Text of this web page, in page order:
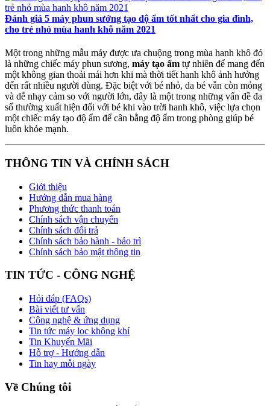
Đánh giá 5 máy phun sướng tạo độ ẩm tốt nhất cho gia đình,
cho trẻ nhỏ mùa hanh khô năm 2021
Một trong những mẫu máy được ưa chuộng trong mùa hanh khô đó
là những chiếc máy phun sương, máy tạo ẩm tự nhiên để mang đến
một không gian thoải mái hơn khi mà thời tiết hanh khô ảnh hưởng
đến rất nhiều người dùng. Đặc biệt với bé nhỏ, da bé vẫn còn mỏng
và dễ nhạy cảm so với người lớn, đây là một trong những vấn đề đa
số thường xuất hiện đối với bé khi vào trời hanh khô, việc lựa chọn
một chiếc máy tạo độ ẩm để cân bằng độ ẩm trong phòng giúp bé
luôn khỏe mạnh.
THÔNG TIN VÀ CHÍNH SÁCH
Giới thiệu
Hướng dẫn mua hàng
Phương thức thanh toán
Chính sách vận chuyển
Chính sách đổi trả
Chính sách bảo hành - bảo trì
Chính sách bảo mật thông tin
TIN TỨC - CÔNG NGHỆ
Hỏi đáp (FAQs)
Bài viết tư vấn
Công nghệ & ứng dụng
Tin tức máy lọc không khí
Tin Khuyến Mãi
Hỗ trợ - Hướng dẫn
Tin hay mỗi ngày
Về Chúng tôi